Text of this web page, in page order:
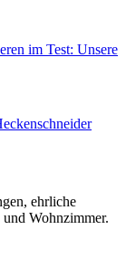
im Test: Unsere
ehrliche
Wohnzimmer.